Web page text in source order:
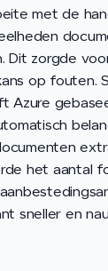
met de
Dit zorgde
op fouten.
Azure
het aantal
sneller en